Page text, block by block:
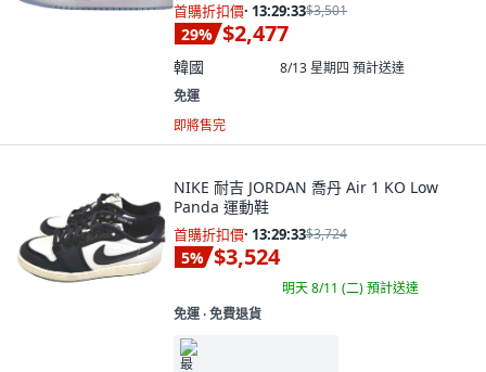
首購折扣價· 13:29:32$3,501
29% $2,477
韓國 8/13 星期四 預計送達
免運
即將售完
NIKE 耐吉 JORDAN 喬丹 Air 1 KO Low
Panda 運動鞋
首購折扣價· 13:29:32$3,724
5% $3,524
明天 8/11 (二)預計送達
免運 ∙ 免費退貨